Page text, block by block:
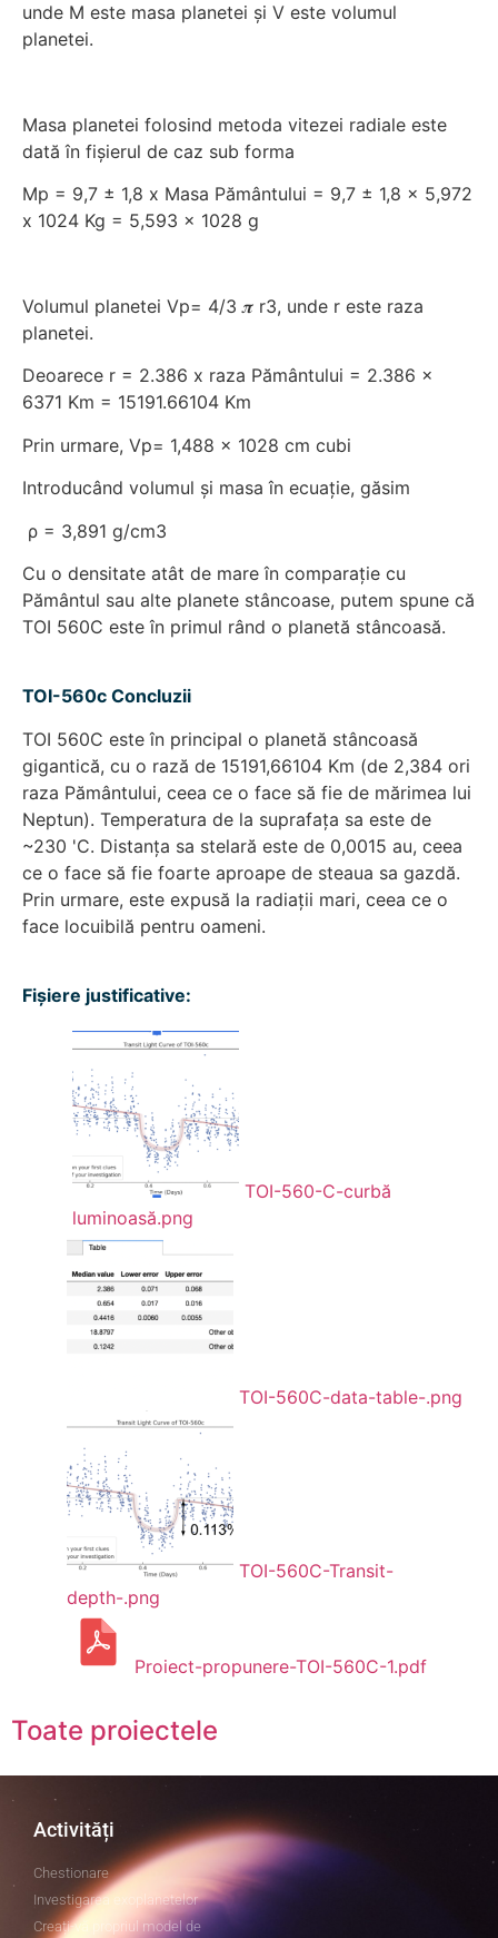
unde M este masa planetei și V este volumul
planetei.
Masa planetei folosind metoda vitezei radiale este
dată în fișierul de caz sub forma
Mp = 9,7 ± 1,8 x Masa Pământului = 9,7 ± 1,8 x 5,972
x 1024 Kg = 5,593 x 1028 g
Volumul planetei Vp= 4/3 𝝅 r3, unde r este raza
planetei.
Deoarece r = 2.386 x raza Pământului = 2.386 x
6371 Km = 15191.66104 Km
Prin urmare, Vp= 1,488 x 1028 cm cubi
Introducând volumul și masa în ecuație, găsim
ρ = 3,891 g/cm3
Cu o densitate atât de mare în comparație cu
Pământul sau alte planete stâncoase, putem spune că
TOI 560C este în primul rând o planetă stâncoasă.
TOI-560c Concluzii
TOI 560C este în principal o planetă stâncoasă
gigantică, cu o rază de 15191,66104 Km (de 2,384 ori
raza Pământului, ceea ce o face să fie de mărimea lui
Neptun). Temperatura de la suprafața sa este de
~230 'C. Distanța sa stelară este de 0,0015 au, ceea
ce o face să fie foarte aproape de steaua sa gazdă.
Prin urmare, este expusă la radiații mari, ceea ce o
face locuibilă pentru oameni.
Fișiere justificative:
TOI-560-C-curbă
luminoasă.png
TOI-560C-data-table-.png
TOI-560C-Transit-
depth-.png
Proiect-propunere-TOI-560C-1.pdf
Toate proiectele
Activități
Chestionare
Investigarea exoplanetelor
Creați-vă propriul model de